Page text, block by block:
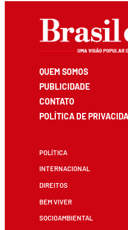
QUEM SOMOS
PUBLICIDADE
CONTATO
POLÍTICA DE
POLÍTICA
INTERNACIONAL
DIREITOS
BEM VIVER
SOCIOAMBIENTAL